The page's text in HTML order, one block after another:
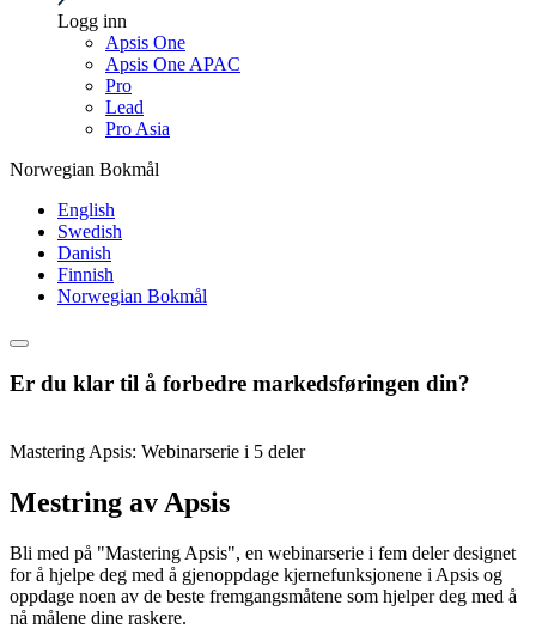
Logg inn
Apsis One
Apsis One APAC
Pro
Lead
Pro Asia
Norwegian Bokmål
English
Swedish
Danish
Finnish
Norwegian Bokmål
Er du klar til å forbedre markedsføringen din?
Mastering Apsis: Webinarserie i 5 deler
Mestring av Apsis
Bli med på "Mastering Apsis", en webinarserie i fem deler designet
for å hjelpe deg med å gjenoppdage kjernefunksjonene i Apsis og
oppdage noen av de beste fremgangsmåtene som hjelper deg med å
nå målene dine raskere.